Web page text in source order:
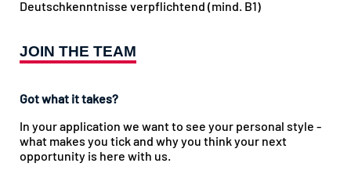
Deutschkenntnisse verpflichtend (mind. B1)
JOIN THE TEAM
Got what it takes?
In your application we want to see your personal style -
what makes you tick and why you think your next
opportunity is here with us.